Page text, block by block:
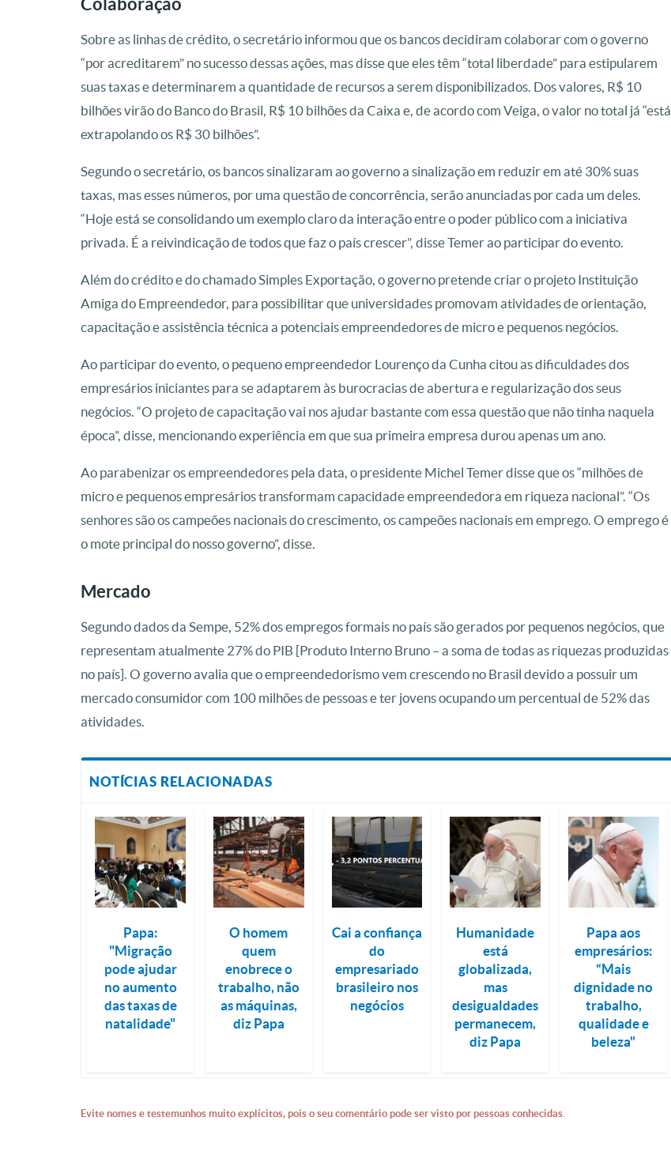
Sobre as linhas de crédito, o secretário informou que os bancos decidiram colaborar com o governo
“por acreditarem” no sucesso dessas ações, mas disse que eles têm “total liberdade” para estipularem
suas taxas e determinarem a quantidade de recursos a serem disponibilizados. Dos valores, R$ 10
bilhões virão do Banco do Brasil, R$ 10 bilhões da Caixa e, de acordo com Veiga, o valor no total já “está
extrapolando os R$ 30 bilhões”.
Segundo o secretário, os bancos sinalizaram ao governo a sinalização em reduzir em até 30% suas
taxas, mas esses números, por uma questão de concorrência, serão anunciadas por cada um deles.
“Hoje está se consolidando um exemplo claro da interação entre o poder público com a iniciativa
privada. É a reivindicação de todos que faz o país crescer”, disse Temer ao participar do evento.
Além do crédito e do chamado Simples Exportação, o governo pretende criar o projeto Instituição
Amiga do Empreendedor, para possibilitar que universidades promovam atividades de orientação,
capacitação e assistência técnica a potenciais empreendedores de micro e pequenos negócios.
Ao participar do evento, o pequeno empreendedor Lourenço da Cunha citou as dificuldades dos
empresários iniciantes para se adaptarem às burocracias de abertura e regularização dos seus
negócios. “O projeto de capacitação vai nos ajudar bastante com essa questão que não tinha naquela
época”, disse, mencionando experiência em que sua primeira empresa durou apenas um ano.
Ao parabenizar os empreendedores pela data, o presidente Michel Temer disse que os “milhões de
micro e pequenos empresários transformam capacidade empreendedora em riqueza nacional”. “Os
senhores são os campeões nacionais do crescimento, os campeões nacionais em emprego. O emprego é
o mote principal do nosso governo”, disse.
Mercado
Segundo dados da Sempe, 52% dos empregos formais no país são gerados por pequenos negócios, que
representam atualmente 27% do PIB [Produto Interno Bruno – a soma de todas as riquezas produzidas
no país]. O governo avalia que o empreendedorismo vem crescendo no Brasil devido a possuir um
mercado consumidor com 100 milhões de pessoas e ter jovens ocupando um percentual de 52% das
atividades.
NOTÍCIAS RELACIONADAS
Papa:
"Migração
pode ajudar
no aumento
das taxas de
natalidade"
O homem
quem
enobrece o
trabalho, não
as máquinas,
diz Papa
Cai a confiança
do
empresariado
brasileiro nos
negócios
Humanidade
está
globalizada,
mas
desigualdades
permanecem,
diz Papa
Papa aos
empresários:
“Mais
dignidade no
trabalho,
qualidade e
beleza"
Evite nomes e testemunhos muito explícitos, pois o seu comentário pode ser visto por pessoas conhecidas.